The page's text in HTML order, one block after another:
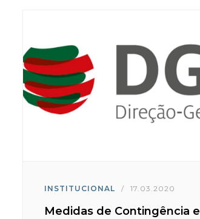
INSTITUCIONAL / 17.03.2020
Medidas de Contingência e